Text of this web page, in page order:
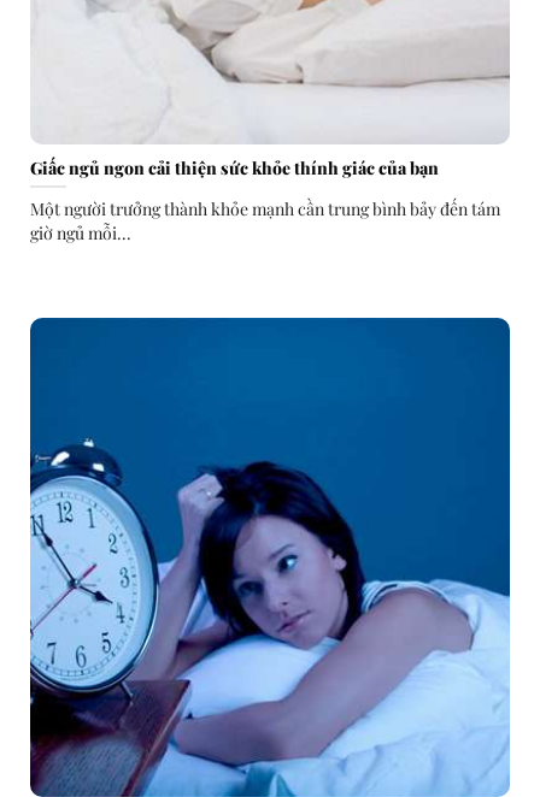
Giấc ngủ ngon cải thiện sức khỏe thính giác của bạn
Một người trưởng thành khỏe mạnh cần trung bình bảy đến tám
giờ ngủ mỗi...